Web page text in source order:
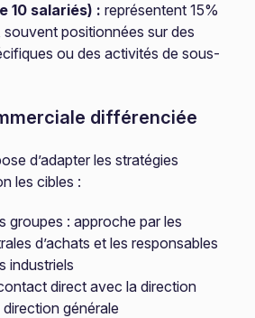
10 salariés) : représentent 15%
souvent positionnées sur des
ou des activités de sous-
différenciée
d’adapter les stratégies
les cibles :
groupes : approche par les
d’achats et les responsables
industriels
direct avec la direction
générale